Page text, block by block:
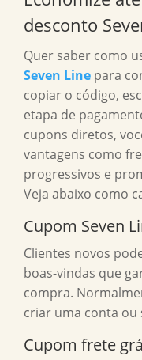
desconto
Quer saber como
Seven Line para
copiar o código,
etapa de
cupons diretos,
vantagens como
progressivos e
Veja abaixo como
Cupom Seven
Clientes novos
boas-vindas que
compra.
criar uma conta ou
Cupom frete